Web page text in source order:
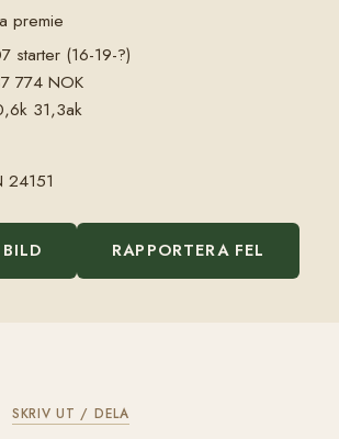
premie
starter (16-19-?)
774 NOK
31,3ak
24151
RAPPORTERA FEL
SKRIV UT / DELA